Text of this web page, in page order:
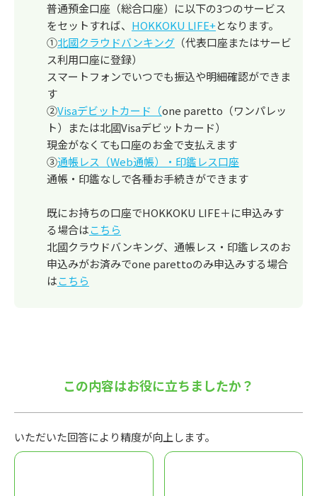
普通預金口座（総合口座）に以下の3つのサービス
をセットすれば、 HOKKOKU LIFE+となります。
①北國クラウドバンキング （代表口座またはサービ
ス利用口座に登録）
スマートフォンでいつでも振込や明細確認ができま
す
②Visaデビットカード（one paretto（ワンパレッ
ト）または北國Visaデビットカード）
現金がなくても口座のお金で支払えます
③通帳レス（Web通帳）・印鑑レス口座
通帳・印鑑なしで各種お手続きができます
既にお持ちの口座でHOKKOKU LIFE＋に申込みす
る場合はこちら
北國クラウドバンキング、通帳レス・印鑑レスのお
申込みがお済みでone parettoのみ申込みする場合
はこちら
この内容はお役に立ちましたか？
いただいた回答により精度が向上します。